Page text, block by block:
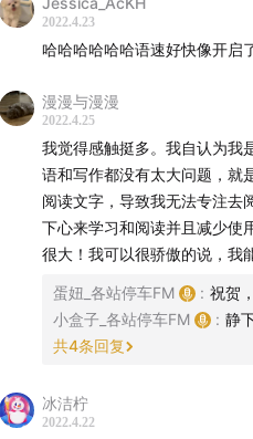
摒除“原典主义”，从导读
41:10 读漫画的体验：
阅读的仪式感：借助 阅读的外
电子书：字体、背景与间距
纸质书：包书纸或皮、书签、便
2022.4.23
哈哈哈哈哈哈语速好快像开启
漫漫与漫漫
2022.4.25
我觉得感触挺多。我自认为我
语和写作都没有太大问题，就
阅读文字，导致我无法专注去
下心来学习和阅读并且减少使
很大！我可以很骄傲的说，我
蛋妞_各站停车FM : 祝贺
小盒子_各站停车FM
: 静
共4条回复
冰洁柠
2022.4.22